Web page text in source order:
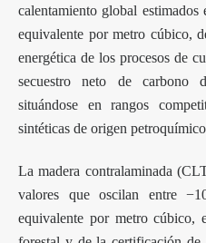
calentamiento global
equivalente por metro cúbico,
energética de los procesos de
secuestro neto de carbono
situándose en rangos
sintéticas de origen
La madera contralaminada
valores que oscilan entre
equivalente por metro cúbico,